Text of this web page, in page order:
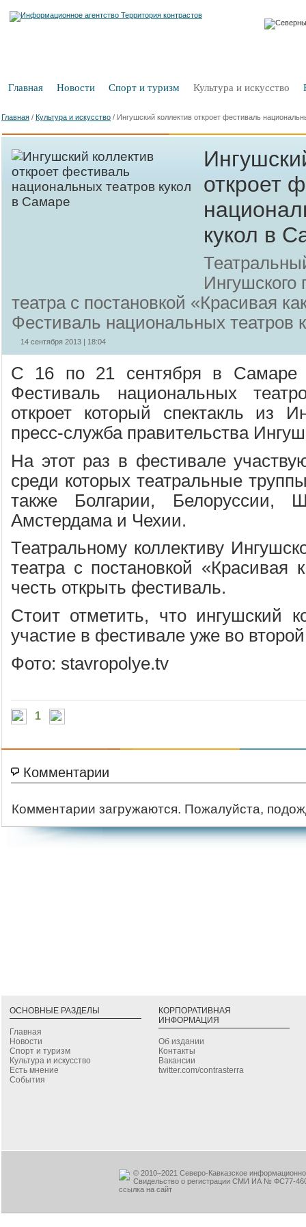
Главная Новости Спорт и туризм Культура и искусство
Главная / Культура и искусство / Ингушский коллектив откроет фестиваль
откроет
кукол в
Ингушского
театра с постановкой «Красивая
Фестиваль национальных театров
14 сентября 2013 | 18:04
С 16 по 21 сентября в Самаре
Фестиваль национальных
откроет который спектакль из
пресс-служба правительства
На этот раз в фестивале
среди которых театральные
также Болгарии, Белоруссии,
Амстердама и Чехии.
Театральному коллективу
театра с постановкой «Красивая
честь открыть фестиваль.
Стоит отметить, что ингушский
участие в фестивале уже во
Фото: stavropolye.tv
1
Комментарии
Комментарии загружаются. Пожалуйста,
ОСНОВНЫЕ РАЗДЕЛЫ
Главная
Новости
Спорт и туризм
Культура и искусство
Есть мнение
События
КОРПОРАТИВНАЯ
ИНФОРМАЦИЯ
Об издании
Контакты
Вакансии
twitter.com/contrasterra
© 2010–2021 Северо-Кавказское
Свидельство о регистрации СМИ ИА № ФС77-
ссылка на сайт